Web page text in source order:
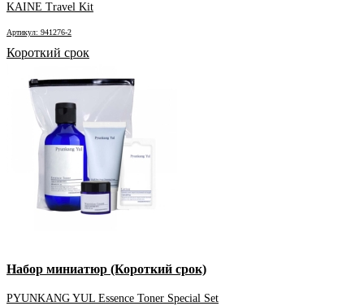
KAINE Travel Kit
Артикул: 941276-2
Короткий срок
Набор миниатюр (Короткий срок)
PYUNKANG YUL Essence Toner Special Set